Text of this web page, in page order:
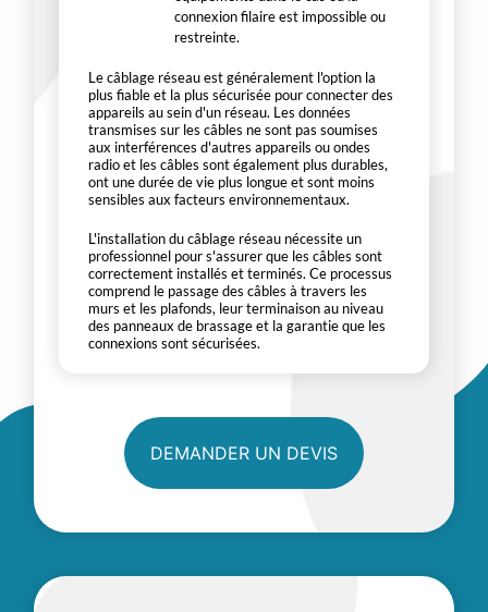
connexion filaire est impossible ou
restreinte.
Le câblage réseau est généralement l'option la
plus fiable et la plus sécurisée pour connecter des
appareils au sein d'un réseau. Les données
transmises sur les câbles ne sont pas soumises
aux interférences d'autres appareils ou ondes
radio et les câbles sont également plus durables,
ont une durée de vie plus longue et sont moins
sensibles aux facteurs environnementaux.
L'installation du câblage réseau nécessite un
professionnel pour s'assurer que les câbles sont
correctement installés et terminés. Ce processus
comprend le passage des câbles à travers les
murs et les plafonds, leur terminaison au niveau
des panneaux de brassage et la garantie que les
connexions sont sécurisées.
DEMANDER UN DEVIS